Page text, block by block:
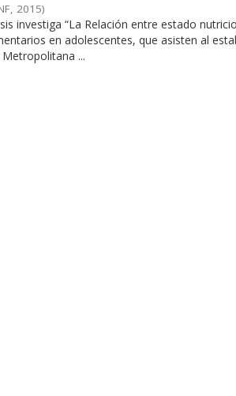
2015)
investiga “La Relación entre estado
en adolescentes, que asisten al
...